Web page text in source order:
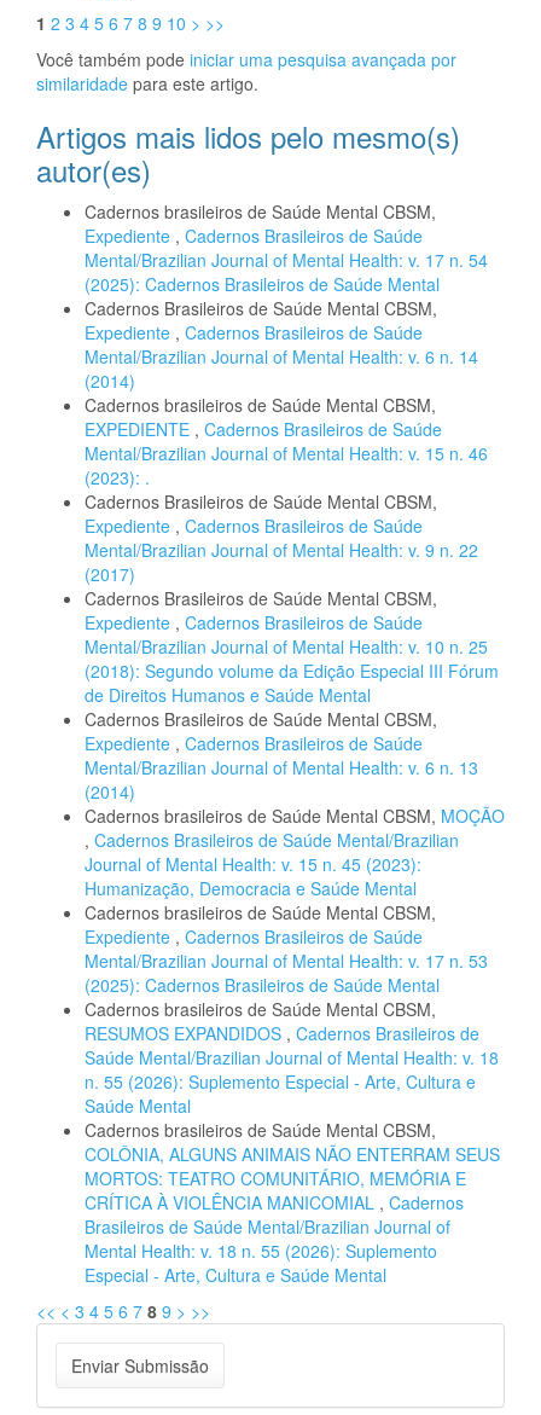
1 2 3 4 5 6 7 8 9 10 > >>
Você também pode iniciar uma pesquisa avançada por
similaridade para este artigo.
Artigos mais lidos pelo mesmo(s)
autor(es)
Cadernos brasileiros de Saúde Mental CBSM,
Expediente , Cadernos Brasileiros de Saúde
Mental/Brazilian Journal of Mental Health: v. 17 n. 54
(2025): Cadernos Brasileiros de Saúde Mental
Cadernos Brasileiros de Saúde Mental CBSM,
Expediente , Cadernos Brasileiros de Saúde
Mental/Brazilian Journal of Mental Health: v. 6 n. 14
(2014)
Cadernos brasileiros de Saúde Mental CBSM,
EXPEDIENTE , Cadernos Brasileiros de Saúde
Mental/Brazilian Journal of Mental Health: v. 15 n. 46
(2023): .
Cadernos Brasileiros de Saúde Mental CBSM,
Expediente , Cadernos Brasileiros de Saúde
Mental/Brazilian Journal of Mental Health: v. 9 n. 22
(2017)
Cadernos Brasileiros de Saúde Mental CBSM,
Expediente , Cadernos Brasileiros de Saúde
Mental/Brazilian Journal of Mental Health: v. 10 n. 25
(2018): Segundo volume da Edição Especial III Fórum
de Direitos Humanos e Saúde Mental
Cadernos Brasileiros de Saúde Mental CBSM,
Expediente , Cadernos Brasileiros de Saúde
Mental/Brazilian Journal of Mental Health: v. 6 n. 13
(2014)
Cadernos brasileiros de Saúde Mental CBSM, MOÇÃO
, Cadernos Brasileiros de Saúde Mental/Brazilian
Journal of Mental Health: v. 15 n. 45 (2023):
Humanização, Democracia e Saúde Mental
Cadernos brasileiros de Saúde Mental CBSM,
Expediente , Cadernos Brasileiros de Saúde
Mental/Brazilian Journal of Mental Health: v. 17 n. 53
(2025): Cadernos Brasileiros de Saúde Mental
Cadernos brasileiros de Saúde Mental CBSM,
RESUMOS EXPANDIDOS , Cadernos Brasileiros de
Saúde Mental/Brazilian Journal of Mental Health: v. 18
n. 55 (2026): Suplemento Especial - Arte, Cultura e
Saúde Mental
Cadernos brasileiros de Saúde Mental CBSM,
COLÔNIA, ALGUNS ANIMAIS NÃO ENTERRAM SEUS
MORTOS: TEATRO COMUNITÁRIO, MEMÓRIA E
CRÍTICA À VIOLÊNCIA MANICOMIAL , Cadernos
Brasileiros de Saúde Mental/Brazilian Journal of
Mental Health: v. 18 n. 55 (2026): Suplemento
Especial - Arte, Cultura e Saúde Mental
<< < 3 4 5 6 7 8 9 > >>
Enviar
Submissão
Enviar Submissão